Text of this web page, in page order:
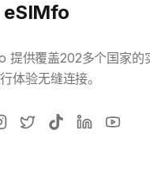
eSIMfo
提供覆盖202多个国家的
体验无缝连接。